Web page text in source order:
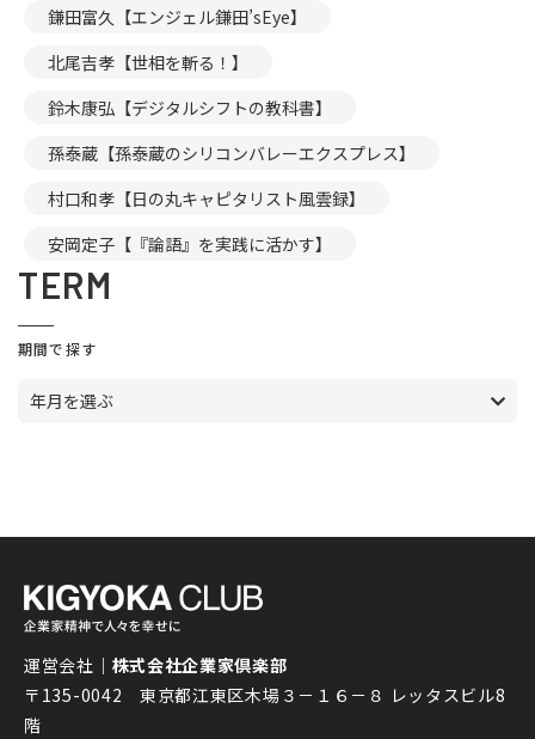
鎌田富久【エンジェル鎌田’sEye】
北尾吉孝【世相を斬る！】
鈴木康弘【デジタルシフトの教科書】
孫泰蔵【孫泰蔵のシリコンバレーエクスプレス】
村口和孝【日の丸キャピタリスト風雲録】
安岡定子【『論語』を実践に活かす】
TERM
期間で探す
年月を選ぶ
運営会社｜ 株式会社企業家倶楽部
〒135-0042 東京都江東区木場３－１６－８ レッタスビル8
階